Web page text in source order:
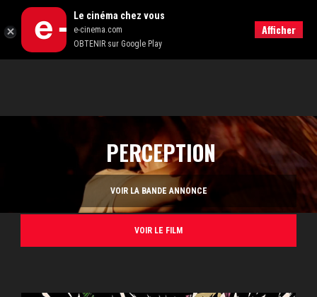
PERCEPTION
VOIR LA BANDE ANNONCE
VOIR LE FILM
RECHERCHER
Le cinéma chez vous
e-cinema.com
OBTENIR sur Google Play
Afficher